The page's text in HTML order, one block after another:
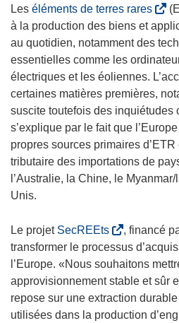
Les éléments de terres rares(
s
’
o
u
v
r
e
d
a
n
n
e
n
o
u
v
à la production des biens et
au quotidien, notamment des
essentielles comme les
électriques et les éoliennes.
certaines matières premières,
suscite toutefois des inquiétudes
s’explique par le fait que
propres sources primaires
tributaire des importations de
l’Australie, la Chine, le
Unis.
Le projet SecREEts(
s
’
o
u
v
, financé
transformer le processus
l’Europe. «Nous souhaitons
approvisionnement stable et sûr
repose sur une extraction
utilisées dans la production